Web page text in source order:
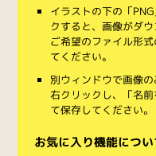
イラストの下の「
クすると、画像がダウ
ご希望のファイル形
てください。
別ウィンドウで画像
右クリックし、「名
て保存してください。
お気に入り機能につい